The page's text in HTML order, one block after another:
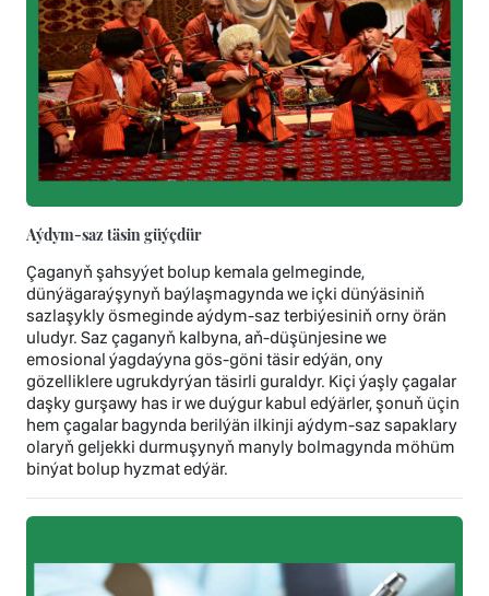
Aýdym-saz täsin güýçdür
Çaganyň şahsyýet bolup kemala gelmeginde,
dünýägaraýşynyň baýlaşmagynda we içki dünýäsiniň
sazlaşykly ösmeginde aýdym-saz terbiýesiniň orny örän
uludyr. Saz çaganyň kalbyna, aň-düşünjesine we
emosional ýagdaýyna gös-göni täsir edýän, ony
gözelliklere ugrukdyrýan täsirli guraldyr. Kiçi ýaşly çagalar
daşky gurşawy has ir we duýgur kabul edýärler, şonuň üçin
hem çagalar bagynda berilýän ilkinji aýdym-saz sapaklary
olaryň geljekki durmuşynyň manyly bolmagynda möhüm
binýat bolup hyzmat edýär.